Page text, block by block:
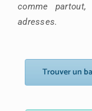
comme
adresses.
Trouver un